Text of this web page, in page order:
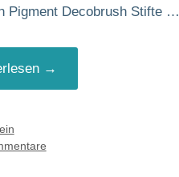
Pigment Decobrush Stifte …
→